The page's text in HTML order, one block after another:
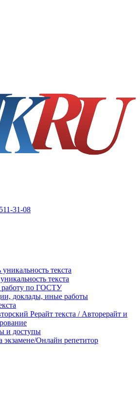
31-08
текста
текста
по ГОСТУ
доклады, иные работы
Рерайт текста / Авторерайт и
и доступы
Онлайн репетитор